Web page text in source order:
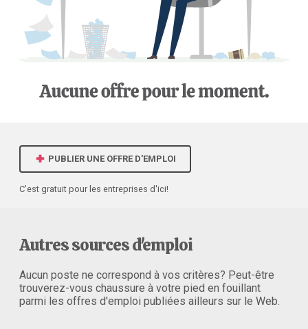
PUBLIER UNE OFFRE D'EMPLOI
C'est gratuit pour les entreprises d'ici!
Autres sources d'emploi
Aucun poste ne correspond à vos critères? Peut-être
trouverez-vous chaussure à votre pied en fouillant
parmi les offres d'emploi publiées ailleurs sur le Web.